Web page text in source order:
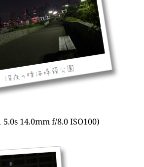
14.0mm f/8.0 ISO100)